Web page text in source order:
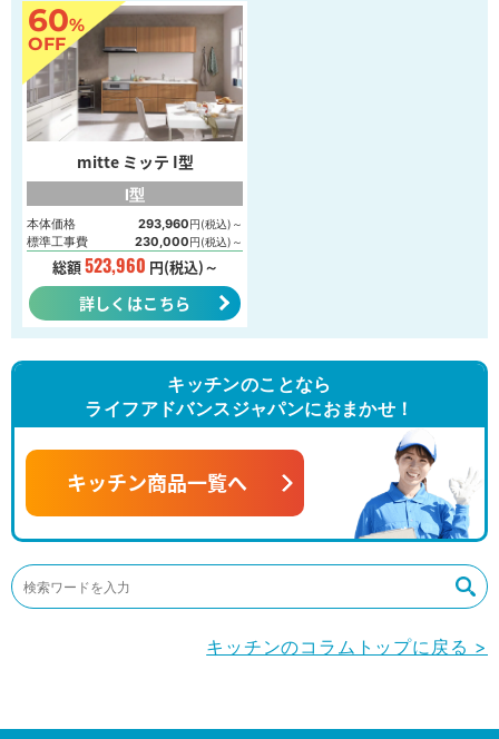
60%
OFF
mitte ミッテ I型
I型
本体価格 293,960円(税込)～
標準工事費 230,000円(税込)～
総額523,960 円(税込)～
詳しくはこちら
キッチンのことなら
ライフアドバンスジャパンにおまかせ！
キッチン商品一覧へ
キッチンのコラムトップに戻る >